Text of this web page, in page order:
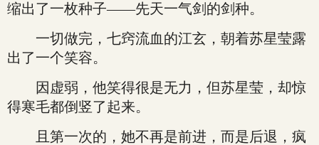
缩出了一枚种子——先天一气剑的剑种。
一切做完，七窍流血的江玄，朝着苏星莹露
出了一个笑容。
因虚弱，他笑得很是无力，但苏星莹，却惊
得寒毛都倒竖了起来。
且第一次的，她不再是前进，而是后退，疯